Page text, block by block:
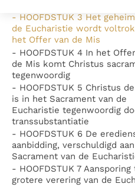
Lezen
Documenten
Thema’s
Berichten
Denzinger
Nieuwste Documenten
5. Het gebed van de Kerk
In Christus wordt onze
Leer de kostbare parel van
- HOOFDSTUK 3 Het
de Eucharistie wordt
het Offer van de Mis
- HOOFDSTUK 4 In het
de Mis komt Christus
tegenwoordig
- HOOFDSTUK 5 Christus
is in het Sacrament van de
Eucharistie tegenwoordig
transsubstantiatie
- HOOFDSTUK 6 De
aanbidding, verschuldigd
Sacrament van de
- HOOFDSTUK 7
grotere verering van de
- HOOFDSTUK 3 Het
wordt voltrokken in het
26
1. Het geheim van de
Kruisoffer
Tot
van allen willen wij nu
Broeders, de leer
Kerk uit de
Geheim der
onderwijst.